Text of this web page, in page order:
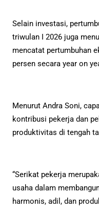
Selain investasi,
triwulan I 2026 juga
mencatat pertumbuhan
persen secara year on
Menurut Andra Soni,
kontribusi pekerja dan
produktivitas di tengah
“Serikat pekerja
usaha dalam
harmonis, adil, dan